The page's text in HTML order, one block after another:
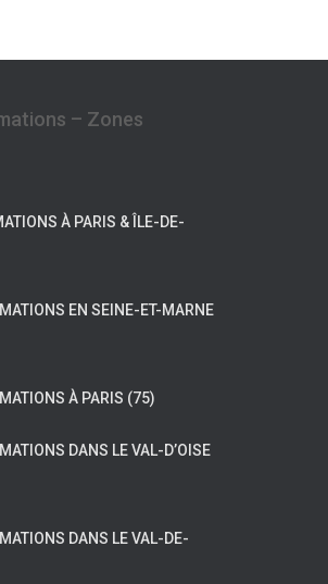
– Zones
À PARIS & ÎLE-DE-
EN SEINE-ET-MARNE
À PARIS (75)
DANS LE VAL-D’OISE
DANS LE VAL-DE-